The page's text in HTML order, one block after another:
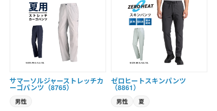
サマーソルジャーストレッチカ
ーゴパンツ（8765）
男性
ゼロヒートスキンパンツ
（8861）
男性 夏